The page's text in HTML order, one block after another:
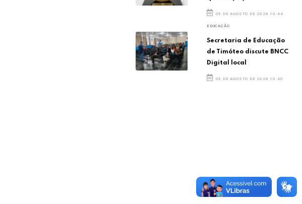
05 DE AGOSTO DE 2026 10:44
EDUCAÇÃO
Secretaria de Educação
de Timóteo discute BNCC
Digital local
05 DE AGOSTO DE 2026 10:40